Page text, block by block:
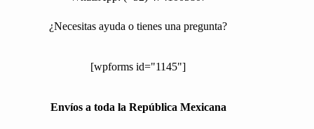
¿Necesitas ayuda o tienes una pregunta?
[wpforms id="1145"]
Envíos a toda la República Mexicana